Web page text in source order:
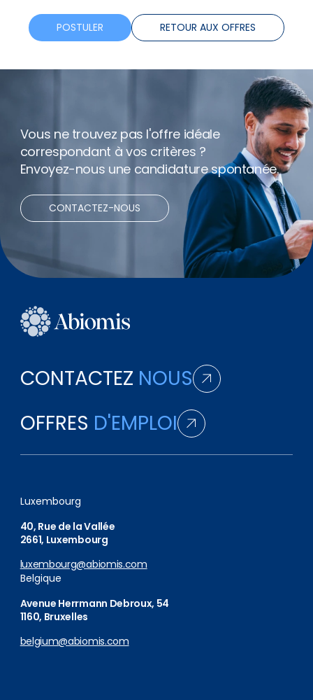
Horaires flexibles
POSTULER RETOUR AUX OFFRES
Vous ne trouvez pas l'offre idéale
correspondant à vos critères ?
Envoyez-nous une candidature spontanée.
CONTACTEZ-NOUS
CONTACTEZ NOUS
OFFRES D'EMPLOI
Luxembourg
40, Rue de la Vallée
2661, Luxembourg
luxembourg@abiomis.com
Belgique
Avenue Herrmann Debroux, 54
1160, Bruxelles
belgium@abiomis.com